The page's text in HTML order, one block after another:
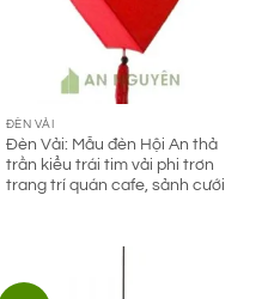
ĐÈN VẢI
Đèn Vải: Mẫu đèn Hội An thả
trần kiểu trái tim vải phi trơn
trang trí quán cafe, sảnh cưới